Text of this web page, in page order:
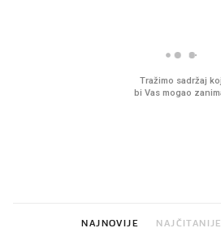
NAJNOVIJE NAJČITANIJE